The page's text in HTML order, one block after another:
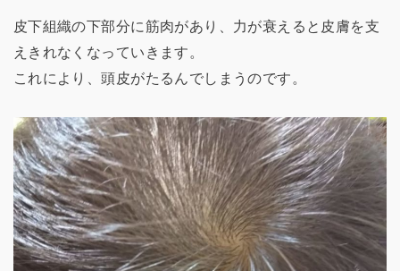
皮下組織の下部分に筋肉があり、力が衰えると皮膚を支
えきれなくなっていきます。
これにより、頭皮がたるんでしまうのです。